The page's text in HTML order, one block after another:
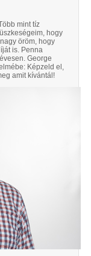
mint tíz
hogy
öröm, hogy
is. Penna
George
Képzeld el,
amit kívántál!